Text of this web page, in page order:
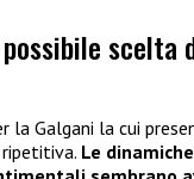
scelta
Galgani la cui
Le